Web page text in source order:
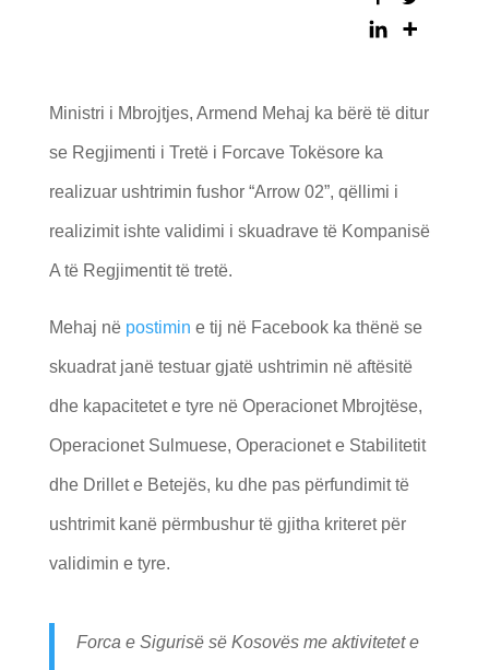
Ministri i Mbrojtjes, Armend Mehaj ka bërë të ditur
se Regjimenti i Tretë i Forcave Tokësore ka
realizuar ushtrimin fushor “Arrow 02”, qëllimi i
realizimit ishte validimi i skuadrave të Kompanisë
A të Regjimentit të tretë.
Mehaj në postimin e tij në Facebook ka thënë se
skuadrat janë testuar gjatë ushtrimin në aftësitë
dhe kapacitetet e tyre në Operacionet Mbrojtëse,
Operacionet Sulmuese, Operacionet e Stabilitetit
dhe Drillet e Betejës, ku dhe pas përfundimit të
ushtrimit kanë përmbushur të gjitha kriteret për
validimin e tyre.
Forca e Sigurisë së Kosovës me aktivitetet e